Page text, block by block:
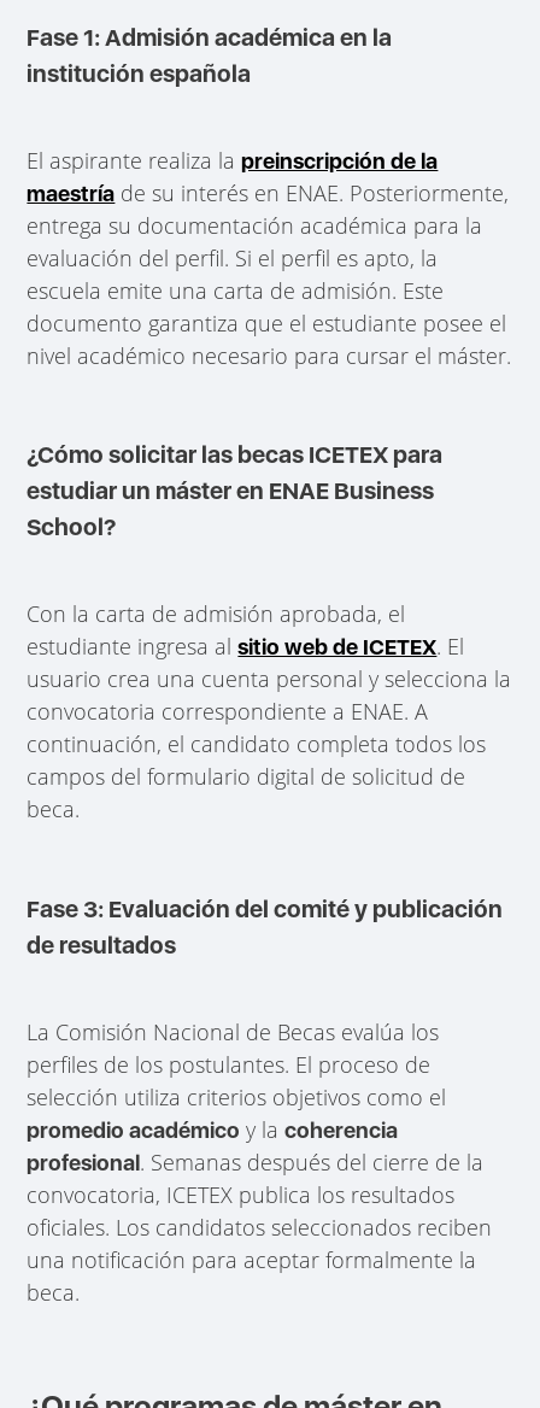
Fase 1: Admisión académica en la
institución española
El aspirante realiza lapreinscripción de la
maestría de su interés en ENAE. Posteriormente,
entrega su documentación académica para la
evaluación del perfil. Si el perfil es apto, la
escuela emite una carta de admisión. Este
documento garantiza que el estudiante posee el
nivel académico necesario para cursar el máster.
¿Cómo solicitar las becas ICETEX para
estudiar un máster en ENAE Business
School?
Con la carta de admisión aprobada, el
estudiante ingresa alsitio web de ICETEX. El
usuario crea una cuenta personal y selecciona la
convocatoria correspondiente a ENAE. A
continuación, el candidato completa todos los
campos del formulario digital de solicitud de
beca.
Fase 3: Evaluación del comité y publicación
de resultados
La Comisión Nacional de Becas evalúa los
perfiles de los postulantes. El proceso de
selección utiliza criterios objetivos como el
promedio académico y lacoherencia
profesional. Semanas después del cierre de la
convocatoria, ICETEX publica los resultados
oficiales. Los candidatos seleccionados reciben
una notificación para aceptar formalmente la
beca.